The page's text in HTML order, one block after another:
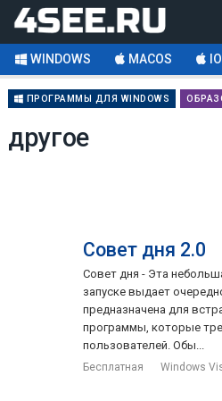
WINDOWS MACOS
ПРОГРАММЫ ДЛЯ WINDOWS
другое
Совет дня 2.0
Совет дня - Эта
запуске выдает
предназначена для
программы, которые
пользователей. Обы...
Бесплатная Windows